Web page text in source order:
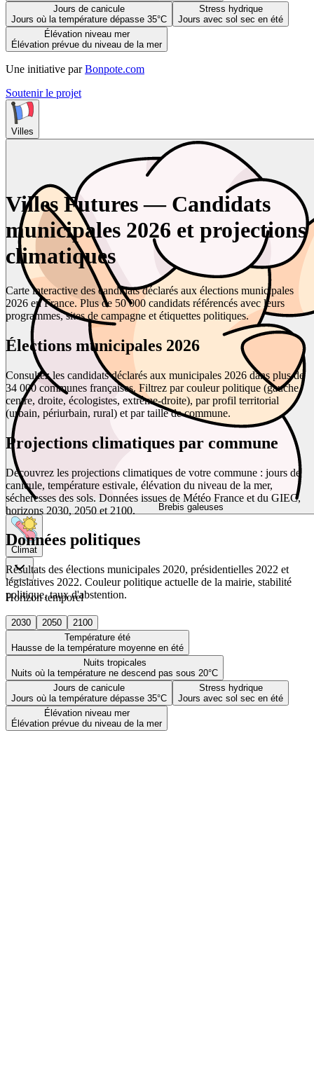
Jours de canicule
Jours où la température dépasse 35°C
Stress hydrique
Jours avec sol sec en été
Élévation niveau mer
Élévation prévue du niveau de la mer
Une initiative par Bonpote.com
Soutenir le projet
Villes
Brebis galeuses
Climat
Horizon temporel
2030 2050
2100
Température été
Hausse de la température moyenne en été
Nuits tropicales
Nuits où la température ne descend pas sous 20°C
Jours de canicule
Jours où la température dépasse 35°C
Stress hydrique
Jours avec sol sec en été
Élévation niveau mer
Élévation prévue du niveau de la mer
Villes Futures — Candidats
municipales 2026 et projections
climatiques
Carte interactive des candidats déclarés aux élections municipales
2026 en France. Plus de 50 000 candidats référencés avec leurs
programmes, sites de campagne et étiquettes politiques.
Élections municipales 2026
Consultez les candidats déclarés aux municipales 2026 dans plus de
34 000 communes françaises. Filtrez par couleur politique (gauche,
centre, droite, écologistes, extrême-droite), par profil territorial
(urbain, périurbain, rural) et par taille de commune.
Projections climatiques par commune
Découvrez les projections climatiques de votre commune : jours de
canicule, température estivale, élévation du niveau de la mer,
sécheresses des sols. Données issues de Météo France et du GIEC,
horizons 2030, 2050 et 2100.
Données politiques
Résultats des élections municipales 2020, présidentielles 2022 et
législatives 2022. Couleur politique actuelle de la mairie, stabilité
politique, taux d'abstention.